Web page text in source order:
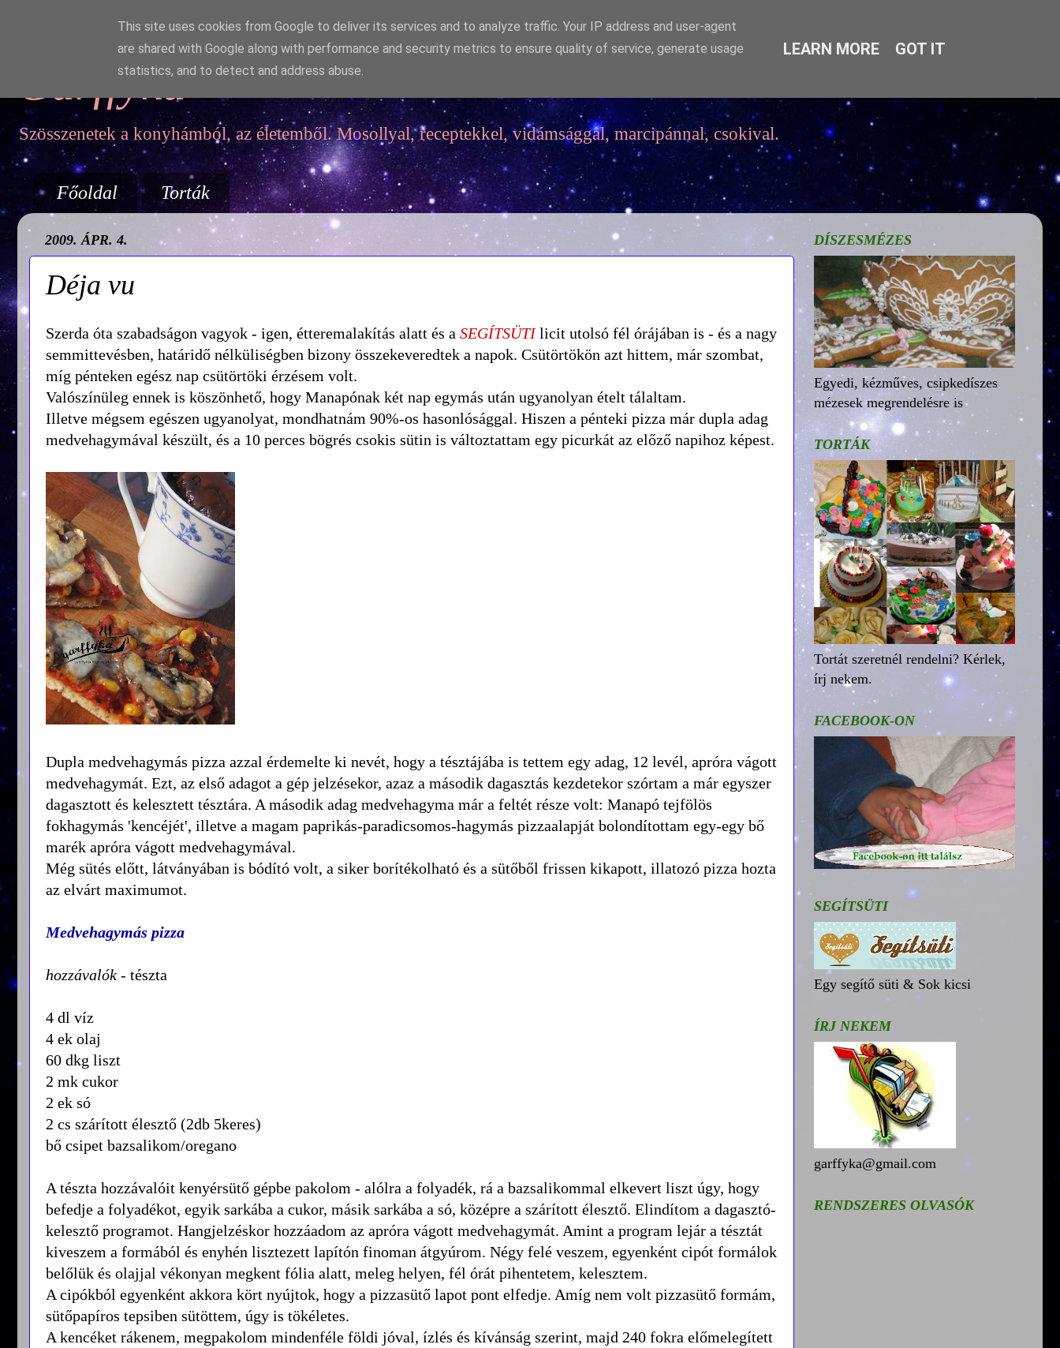
Garffyka
Szösszenetek a konyhámból, az életemből. Mosollyal, receptekkel, vidámsággal, marcipánnal, csokival.
Főoldal Torták
2009. ÁPR. 4.
Déja vu
Szerda óta szabadságon vagyok - igen, étteremalakítás alatt és a SEGÍTSÜTIlicit utolsó fél órájában is - és a nagy
semmittevésben, határidő nélküliségben bizony összekeveredtek a napok. Csütörtökön azt hittem, már szombat,
míg pénteken egész nap csütörtöki érzésem volt.
Valószínüleg ennek is köszönhető, hogy Manapónak két nap egymás után ugyanolyan ételt tálaltam.
Illetve mégsem egészen ugyanolyat, mondhatnám 90%-os hasonlósággal. Hiszen a pénteki pizza már dupla adag
medvehagymával készült, és a 10 perces bögrés csokis sütin is változtattam egy picurkát az előző napihoz képest.
Dupla medvehagymás pizza azzal érdemelte ki nevét, hogy a tésztájába is tettem egy adag, 12 levél, apróra vágott
medvehagymát. Ezt, az első adagot a gép jelzésekor, azaz a második dagasztás kezdetekor szórtam a már egyszer
dagasztott és kelesztett tésztára. A második adag medvehagyma már a feltét része volt: Manapó tejfölös
fokhagymás 'kencéjét', illetve a magam paprikás-paradicsomos-hagymás pizzaalapját bolondítottam egy-egy bő
marék apróra vágott medvehagymával.
Még sütés előtt, látványában is bódító volt, a siker borítékolható és a sütőből frissen kikapott, illatozó pizza hozta
az elvárt maximumot.
Medvehagymás pizza
hozzávalók - tészta
4 dl víz
4 ek olaj
60 dkg liszt
2 mk cukor
2 ek só
2 cs szárított élesztő (2db 5keres)
bő csipet bazsalikom/oregano
A tészta hozzávalóit kenyérsütő gépbe pakolom - alólra a folyadék, rá a bazsalikommal elkevert liszt úgy, hogy
befedje a folyadékot, egyik sarkába a cukor, másik sarkába a só, középre a szárított élesztő. Elindítom a dagasztó-
kelesztő programot. Hangjelzéskor hozzáadom az apróra vágott medvehagymát. Amint a program lejár a tésztát
kiveszem a formából és enyhén lisztezett lapítón finoman átgyúrom. Négy felé veszem, egyenként cipót formálok
belőlük és olajjal vékonyan megkent fólia alatt, meleg helyen, fél órát pihentetem, kelesztem.
A cipókból egyenként akkora kört nyújtok, hogy a pizzasütő lapot pont elfedje. Amíg nem volt pizzasütő formám,
sütőpapíros tepsiben sütöttem, úgy is tökéletes.
A kencéket rákenem, megpakolom mindenféle földi jóval, ízlés és kívánság szerint, majd 240 fokra előmelegített
DÍSZESMÉZES
Egyedi, kézműves, csipkedíszes
mézesek megrendelésre is
TORTÁK
Tortát szeretnél rendelni? Kérlek,
írj nekem.
FACEBOOK-ON
SEGÍTSÜTI
Egy segítő süti & Sok kicsi
ÍRJ NEKEM
garffyka@gmail.com
RENDSZERES OLVASÓK
This site uses cookies from Google to deliver its services and to analyze traffic. Your IP address and user-agent
are shared with Google along with performance and security metrics to ensure quality of service, generate usage
statistics, and to detect and address abuse.
LEARN MORE GOT IT